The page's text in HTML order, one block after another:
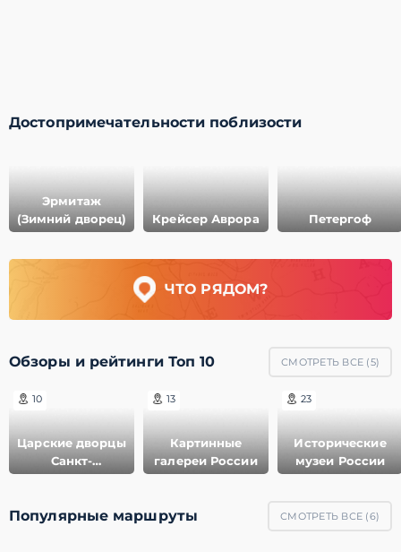
Достопримечательности поблизости
Эрмитаж
(Зимний дворец)
Крейсер Аврора Петергоф
ЧТО РЯДОМ?
Обзоры и рейтинги Топ 10 СМОТРЕТЬ ВСЕ (5)
10
Царские дворцы
Санкт-
Петербурга
13
Картинные
галереи России
23
Исторические
музеи России
Популярные маршруты СМОТРЕТЬ ВСЕ (6)